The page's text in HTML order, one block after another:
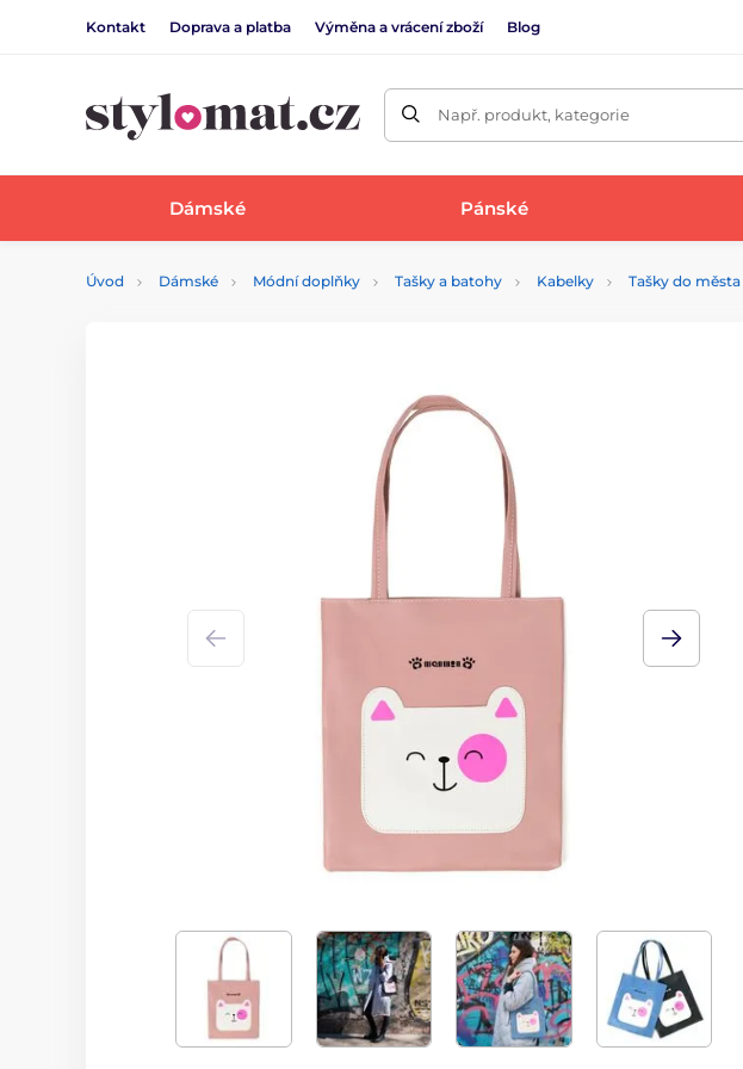
Kontakt Doprava a platba Výměna a vrácení zboží Blog
Např. produkt, kategorie
Dámské Pánské
Úvod Dámské Módní doplňky Tašky a batohy Kabelky Tašky do města